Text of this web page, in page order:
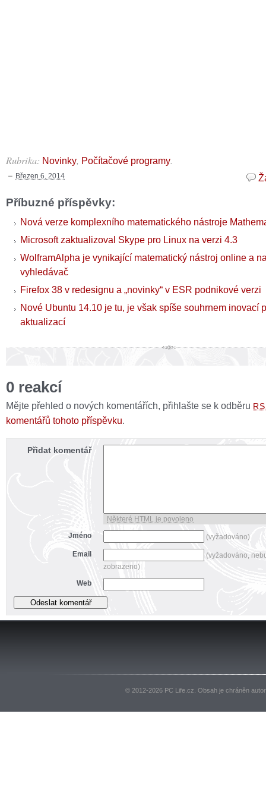
Rubrika: Novinky, Počítačové programy.
Březen 6, 2014
Příbuzné příspěvky:
Nová verze komplexního matematického nástroje
Microsoft zaktualizoval Skype pro Linux na verzi 4.3
WolframAlpha je vynikající matematický nástroj online a
vyhledávač
Firefox 38 v redesignu a „novinky“ v ESR podnikové verzi
Nové Ubuntu 14.10 je tu, je však spíše souhrnem inovací
aktualizací
0 reakcí
Mějte přehled o nových komentářích, přihlašte se k odběru
komentářů tohoto příspěvku.
Přidat komentář
Některé HTML je povoleno
Jméno
(vyžadováno)
Email
(vyžadováno,
zobrazeno)
Web
© 2012-2026 PC Life.cz. Obsah je chráněn